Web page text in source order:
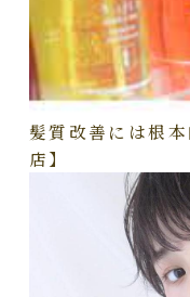
髪質改善には根
店】